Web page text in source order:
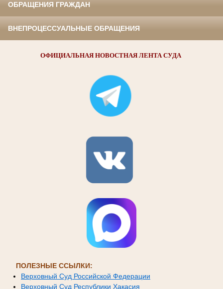
ОБРАЩЕНИЯ ГРАЖДАН
ВНЕПРОЦЕССУАЛЬНЫЕ ОБРАЩЕНИЯ
ОФИЦИАЛЬНАЯ НОВОСТНАЯ ЛЕНТА СУДА
ПОЛЕЗНЫЕ ССЫЛКИ:
Верховный Суд Российской Федерации
Верховный Суд Республики Хакасия